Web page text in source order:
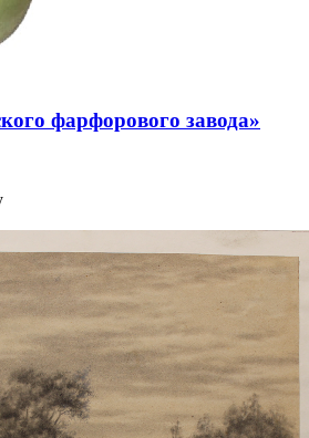
фарфорового завода»